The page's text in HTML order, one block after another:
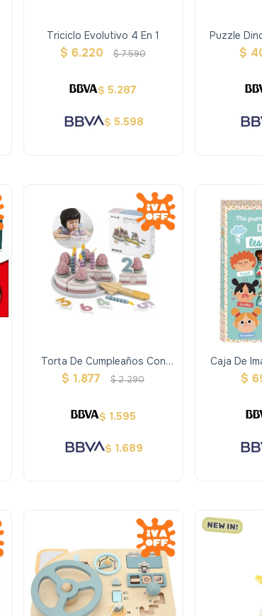
Triciclo Evolutivo 4 En 1
$ 6.220 $7.590
$ 5.287
$ 5.598
Puzzle
$
Torta De Cumpleaños Con
Accesorios
$ 1.877 $2.290
$ 1.595
$ 1.689
Caja De
$